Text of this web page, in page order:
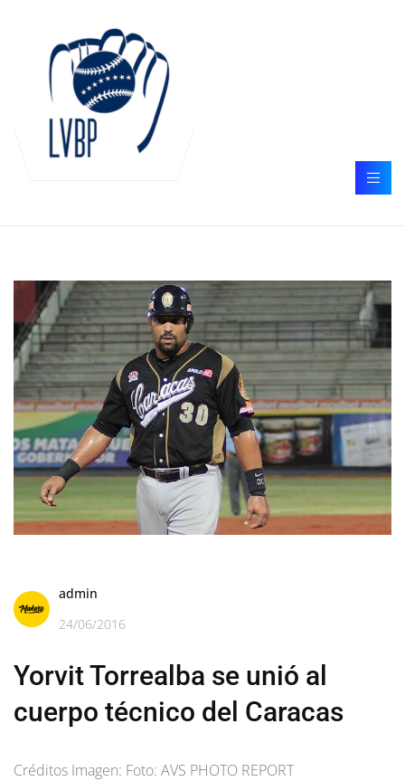
admin
24/06/2016
Yorvit Torrealba se unió al
cuerpo técnico del Caracas
Créditos Imagen: Foto: AVS PHOTO REPORT